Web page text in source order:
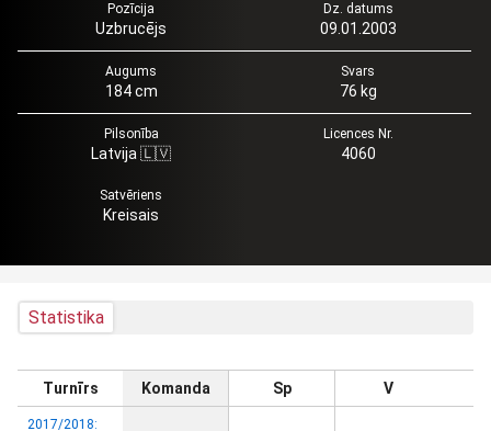
Pozīcija
Uzbrucējs
Dz. datums
09.01.2003
Augums
184 cm
Svars
76 kg
Pilsonība
Latvija 🇱🇻
Licences Nr.
4060
Satvēriens
Kreisais
Statistika
Turnīrs Komanda Sp V
2017/2018: